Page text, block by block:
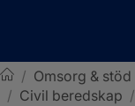
Sotenäs kommun
/ Omsorg & stöd
/ Civil beredskap /